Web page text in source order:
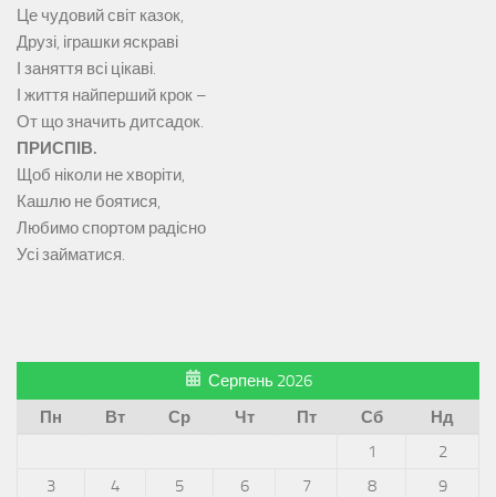
Це чудовий світ казок,
Друзі, іграшки яскраві
І заняття всі цікаві.
І життя найперший крок –
От що значить дитсадок.
ПРИСПІВ.
Щоб ніколи не хворіти,
Кашлю не боятися,
Любимо спортом радісно
Усі займатися.
Серпень 2026
Пн
Вт Ср Чт Пт Сб
Нд
1
2
3
4 5 6 7 8
9